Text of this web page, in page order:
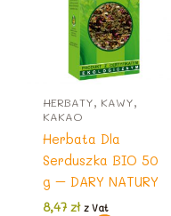
HERBATY, KAWY,
KAKAO
Herbata Dla
Serduszka BIO 50
g – DARY NATURY
8,47zł z Vat